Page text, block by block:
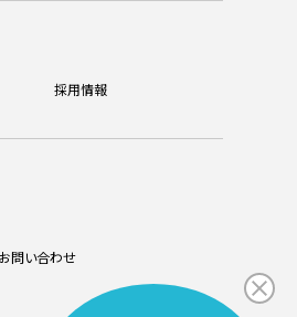
採用情報
問い合わせ